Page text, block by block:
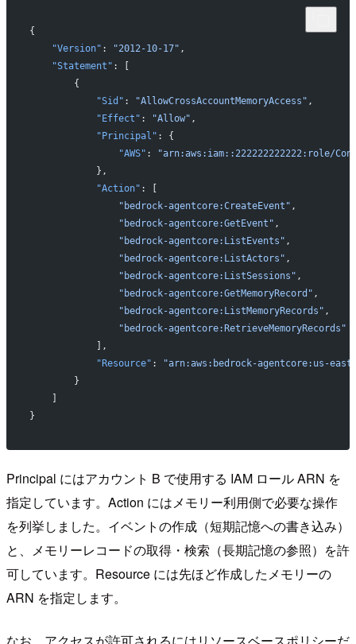
{
    "Version"
: "2012-10-17" ,
    "Statement"
: [
        {
            "Sid"
: "AllowCrossAccountMemoryAccess" ,
            "Effect"
: "Allow" ,
            "Principal"
: {
                "AWS"
:
"arn:aws:iam::222222222222:role/
            },
            "Action"
: [
                "bedrock-agentcore:CreateEvent"
,
                "bedrock-agentcore:GetEvent"
,
                "bedrock-agentcore:ListEvents"
,
                "bedrock-agentcore:ListActors"
,
                "bedrock-agentcore:ListSessions"
,
                "bedrock-agentcore:GetMemoryRecord"
,
                "bedrock-agentcore:ListMemoryRecords"
,
                "bedrock-agentcore:RetrieveMemoryRecords"
            ],
            "Resource"
:
"arn:aws:bedrock-agentcore:us-east-
        }
}
Principal にはアカウント B で使用する IAM ロール ARN を
指定しています。Action にはメモリー利用側で必要な操作
を列挙しました。イベントの作成（短期記憶への書き込み）
と、メモリーレコードの取得・検索（長期記憶の参照）を許
可しています。Resource には先ほど作成したメモリーの
ARN を指定します。